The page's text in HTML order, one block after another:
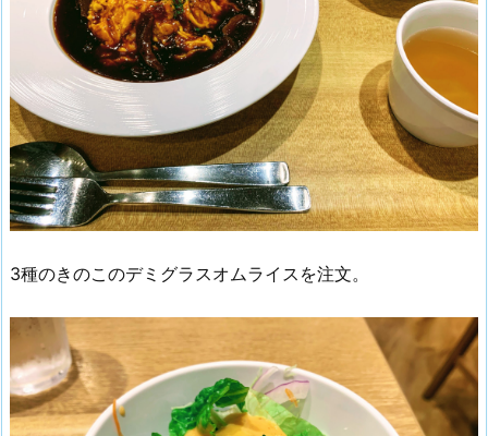
3種のきのこのデミグラスオムライスを注文。